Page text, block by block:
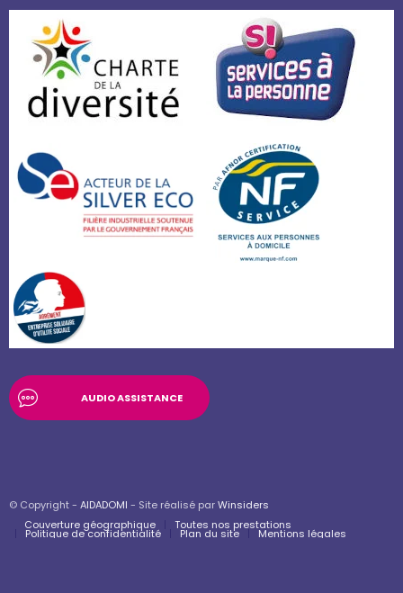
AUDIO ASSISTANCE
© Copyright - AIDADOMI - Site réalisé parWinsiders
Couverture géographique
Toutes nos prestations
Politique de confidentialité Plan du site Mentions légales